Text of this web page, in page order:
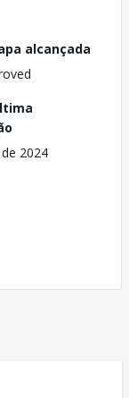
alcançada
2024